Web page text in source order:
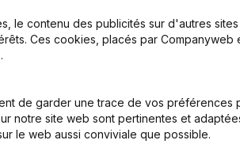
le contenu des publicités sur d'autres
Ces cookies, placés par
de garder une trace de vos préférences
notre site web sont pertinentes et
le web aussi conviviale que possible.
Produit